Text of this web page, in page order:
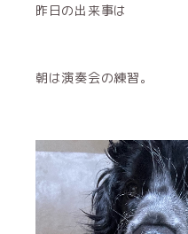
昨日の出来事は
朝は演奏会の練習。